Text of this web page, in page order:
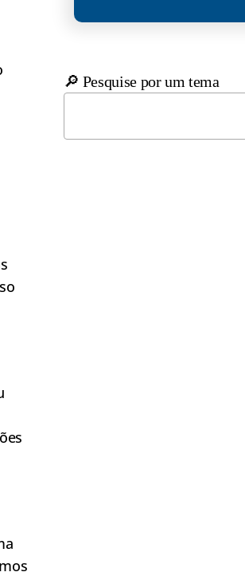
🔎 Pesquise por um tema